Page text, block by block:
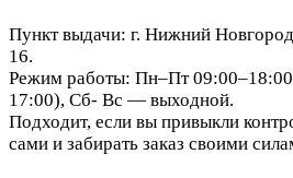
Пункт выдачи: г. Нижний
16.
Режим работы: Пн–Пт 09:00–18:00
17:00), Сб- Вс — выходной.
Подходит, если вы привыкли
сами и забирать заказ своими